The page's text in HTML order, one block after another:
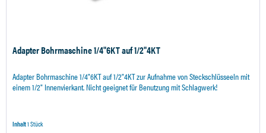
Adapter Bohrmaschine 1/4"6KT auf 1/2"4KT
Adapter Bohrmaschine 1/4"6KT auf 1/2"4KT zur Aufnahme von Steckschlüsseeln mit
einem 1/2" Innenvierkant. Nicht geeignet für Benutzung mit Schlagwerk!
Inhalt1 Stück